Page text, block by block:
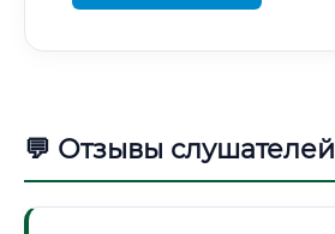
💬 Отзывы слушателей